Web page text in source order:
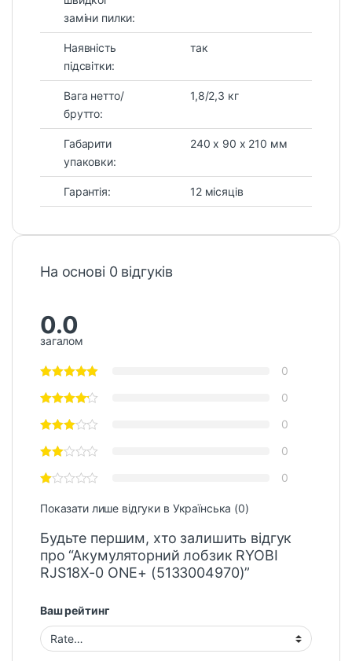
заміни пилки:
Наявність
підсвітки:
так
Вага нетто/
брутто:
1,8/2,3 кг
Габарити
упаковки:
240 х 90 х 210 мм
Гарантія: 12 місяців
На основі 0 відгуків
0.0
загалом
0
0
0
0
0
Показати лише відгуки в Українська (0)
Будьте першим, хто залишить відгук
про “Акумуляторний лобзик RYOBI
RJS18X-0 ONE+ (5133004970)”
Ваш рейтинг